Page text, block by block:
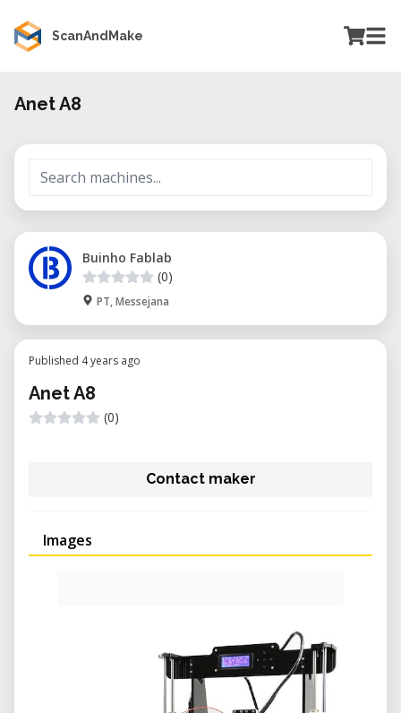
ScanAndMake
Anet A8
Buinho Fablab
(0)
PT, Messejana
Published 4 years ago
Anet A8
(0)
Contact maker
Images